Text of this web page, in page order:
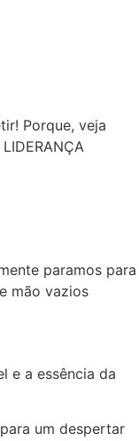
Porque, veja
paramos para
mão vazios
e a essência da
um despertar